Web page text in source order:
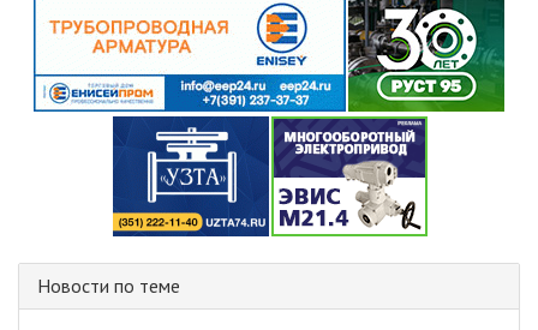
Новости по теме